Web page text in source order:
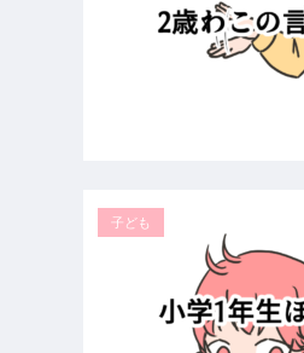
子ども